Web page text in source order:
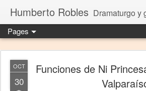
Humberto Robles Dramaturgo y
Pages
OCT
30
Funciones de Ni